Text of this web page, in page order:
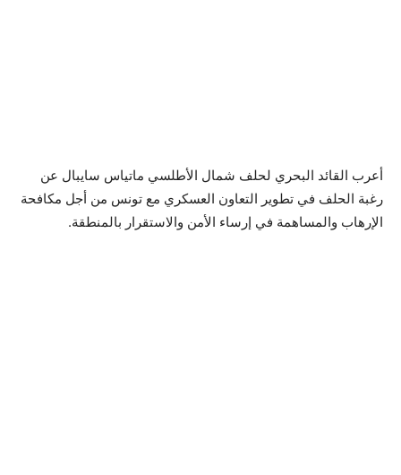
أعرب القائد البحري لحلف شمال الأطلسي ماتياس سايبال عن
رغبة الحلف في تطوير التعاون العسكري مع تونس من أجل مكافحة
الإرهاب والمساهمة في إرساء الأمن والاستقرار بالمنطقة.